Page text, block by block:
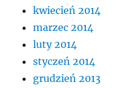
kwiecień 2014
marzec 2014
luty 2014
styczeń 2014
grudzień 2013